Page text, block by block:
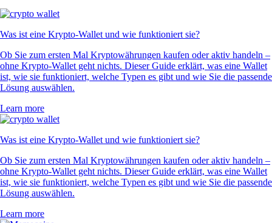
Was ist eine Krypto-Wallet und wie funktioniert sie?
Ob Sie zum ersten Mal Kryptowährungen kaufen oder aktiv handeln –
ohne Krypto-Wallet geht nichts. Dieser Guide erklärt, was eine Wallet
ist, wie sie funktioniert, welche Typen es gibt und wie Sie die passende
Lösung auswählen.
Learn more
Was ist eine Krypto-Wallet und wie funktioniert sie?
Ob Sie zum ersten Mal Kryptowährungen kaufen oder aktiv handeln –
ohne Krypto-Wallet geht nichts. Dieser Guide erklärt, was eine Wallet
ist, wie sie funktioniert, welche Typen es gibt und wie Sie die passende
Lösung auswählen.
Learn more